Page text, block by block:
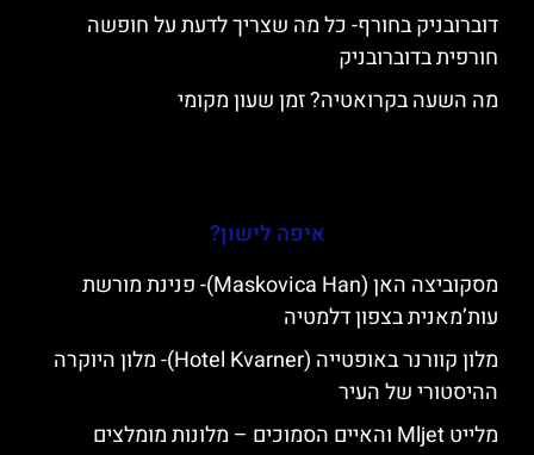
דוברובניק בחורף- כל מה שצריך לדעת על חופשה
חורפית בדוברובניק
מה השעה בקרואטיה? זמן שעון מקומי
איפה לישון?
מסקוביצה האן (Maskovica Han)- פנינת מורשת
עות’מאנית בצפון דלמטיה
מלון קוורנר באופטייה (Hotel Kvarner)- מלון היוקרה
ההיסטורי של העיר
מלייט Mljet והאיים הסמוכים – מלונות מומלצים